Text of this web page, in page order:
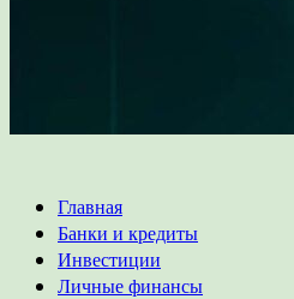
Основное
меню
Главная
Банки и кредиты
Инвестиции
Личные финансы